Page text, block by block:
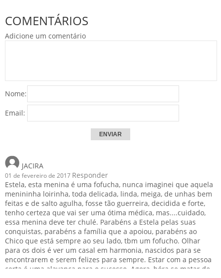
COMENTÁRIOS
Adicione um comentário
Nome:
Email:
JACIRA
01 de fevereiro de 2017 Responder
Estela, esta menina é uma fofucha, nunca imaginei que aquela
menininha loirinha, toda delicada, linda, meiga, de unhas bem
feitas e de salto agulha, fosse tão guerreira, decidida e forte,
tenho certeza que vai ser uma ótima médica, mas....cuidado,
essa menina deve ter chulé. Parabéns a Estela pelas suas
conquistas, parabéns a família que a apoiou, parabéns ao
Chico que está sempre ao seu lado, tbm um fofucho. Olhar
para os dois é ver um casal em harmonia, nascidos para se
encontrarem e serem felizes para sempre. Estar com a pessoa
certa é uma alavanca para o sucesso. Agora, bóra se matar de